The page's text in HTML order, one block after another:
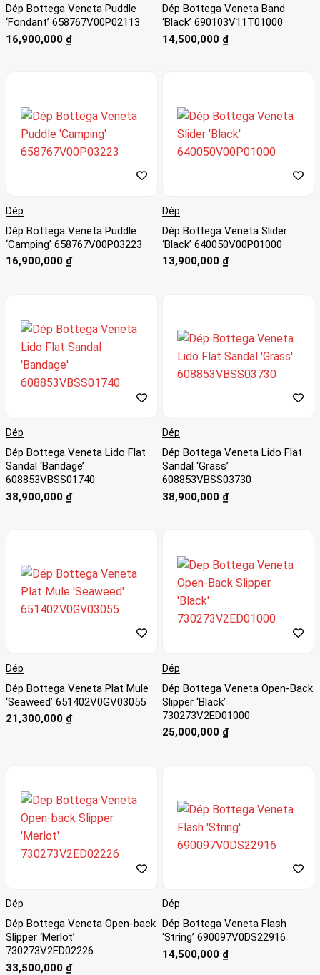
Dép Bottega Veneta Puddle
‘Fondant’ 658767V00P02113
16,900,000 ₫
Dép Bottega Veneta Band
‘Black’ 690103V11T01000
14,500,000 ₫
Dép
Dép Bottega Veneta Puddle
‘Camping’ 658767V00P03223
16,900,000 ₫
Dép
Dép Bottega Veneta Slider
‘Black’ 640050V00P01000
13,900,000 ₫
Dép
Dép Bottega Veneta Lido Flat
Sandal ‘Bandage’
608853VBSS01740
38,900,000 ₫
Dép
Dép Bottega Veneta Lido Flat
Sandal ‘Grass’
608853VBSS03730
38,900,000 ₫
Dép
Dép Bottega Veneta Plat Mule
‘Seaweed’ 651402V0GV03055
21,300,000 ₫
Dép
Dép Bottega Veneta Open-Back
Slipper ‘Black’
730273V2ED01000
25,000,000 ₫
Dép
Dép Bottega Veneta Open-back
Slipper ‘Merlot’
730273V2ED02226
33,500,000 ₫
Dép
Dép Bottega Veneta Flash
‘String’ 690097V0DS22916
14,500,000 ₫